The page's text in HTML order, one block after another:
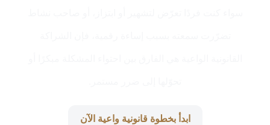
ابدأ بخطوة قانونية واعية الآن